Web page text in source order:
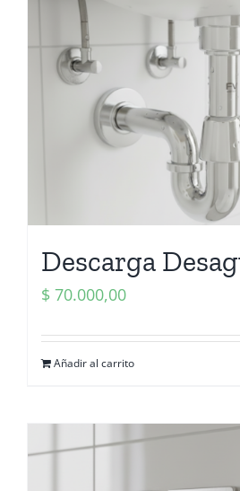
Descarga
$ 70.000,00
Añadir al carrito